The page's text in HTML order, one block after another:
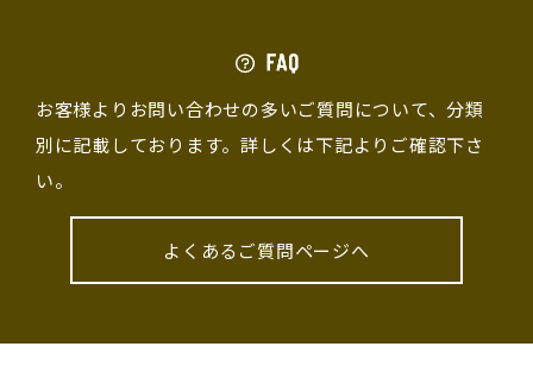
お客様よりお問い合わせの多いご質問について、分類
別に記載しております。詳しくは下記よりご確認下さ
い。
よくあるご質問ページへ